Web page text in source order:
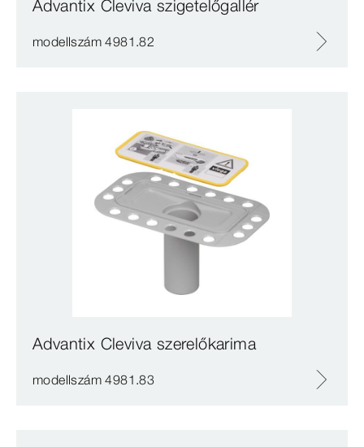
Advantix Cleviva szigetelőgallér
modellszám 4981.82
Advantix Cleviva szerelőkarima
modellszám 4981.83